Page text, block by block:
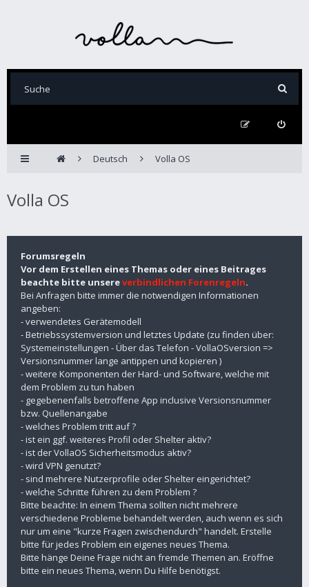
Deutsch Volla OS
Volla OS
Forumsregeln
Vor dem Erstellen eines Themas oder eines Beitrages
beachte bitte unsereverbindlichen Forenregeln.
Bei Anfragen bitte immer die notwendigen Informationen
angeben:
- verwendetes Gerätemodell
- Betriebssystemversion und letztes Update (zu finden über:
Systemeinstellungen - Über das Telefon - VollaOSversion =>
Versionsnummer lange antippen und kopieren )
- weitere Komponenten der Hard- und Software, welche mit
dem Problem zu tun haben
- gegebenenfalls betroffene App inclusive Versionsnummer
bzw. Quellenangabe
- welches Problem tritt auf ?
- ist ein ggf. weiteres Profil oder Shelter aktiv?
- ist der VollaOS Sicherheitsmodus aktiv?
- wird VPN genutzt?
- sind mehrere Nutzerprofile oder Shelter eingerichtet?
- welche Schritte führen zu dem Problem ?
Bitte beachte: In einem Thema sollten nicht mehrere
verschiedene Probleme behandelt werden, auch wenn es sich
nur um eine "kurze Fragen zwischendurch" handelt. Erstelle
bitte für jedes Problem ein eigenes neues Thema.
Bitte hänge Deine Frage nicht an fremde Themen an. Eröffne
bitte ein neues Thema, wenn Du Hilfe benötigst.